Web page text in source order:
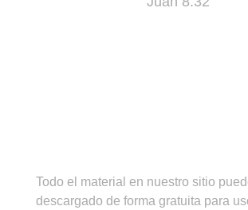
Todo el material en nuestro sitio
descargado de forma gratuita para